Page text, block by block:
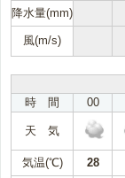
降水量(mm)
風(m/s)
時 間
00
天 気
気温(℃) 28